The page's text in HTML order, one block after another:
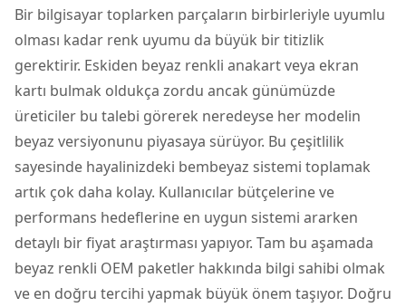
Bir bilgisayar toplarken parçaların birbirleriyle uyumlu
olması kadar renk uyumu da büyük bir titizlik
gerektirir. Eskiden beyaz renkli anakart veya ekran
kartı bulmak oldukça zordu ancak günümüzde
üreticiler bu talebi görerek neredeyse her modelin
beyaz versiyonunu piyasaya sürüyor. Bu çeşitlilik
sayesinde hayalinizdeki bembeyaz sistemi toplamak
artık çok daha kolay. Kullanıcılar bütçelerine ve
performans hedeflerine en uygun sistemi ararken
detaylı bir fiyat araştırması yapıyor. Tam bu aşamada
beyaz renkli OEM paketler hakkında bilgi sahibi olmak
ve en doğru tercihi yapmak büyük önem taşıyor. Doğru